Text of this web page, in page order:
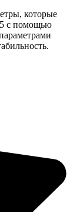
которые
с помощью